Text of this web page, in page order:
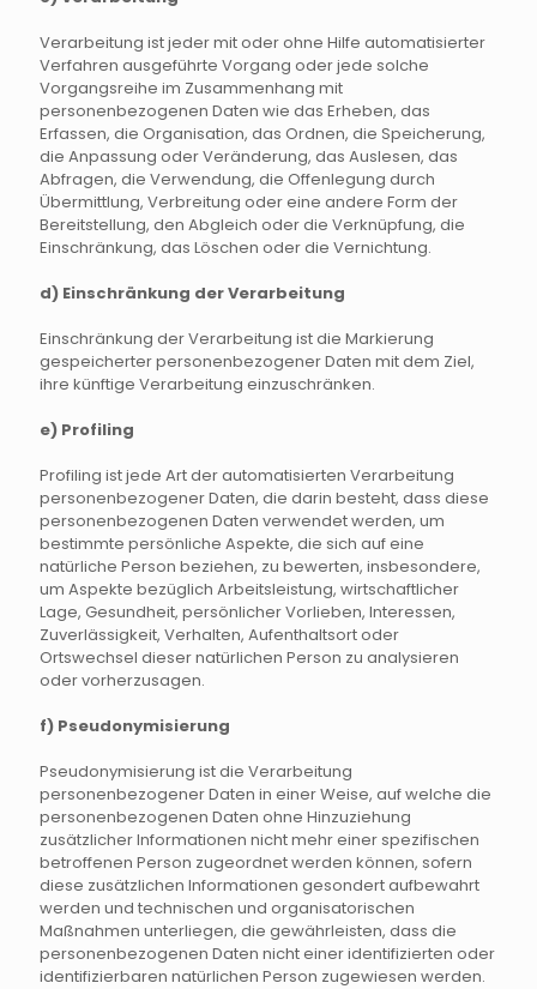
Verarbeitung ist jeder mit oder ohne Hilfe automatisierter
Verfahren ausgeführte Vorgang oder jede solche
Vorgangsreihe im Zusammenhang mit
personenbezogenen Daten wie das Erheben, das
Erfassen, die Organisation, das Ordnen, die Speicherung,
die Anpassung oder Veränderung, das Auslesen, das
Abfragen, die Verwendung, die Offenlegung durch
Übermittlung, Verbreitung oder eine andere Form der
Bereitstellung, den Abgleich oder die Verknüpfung, die
Einschränkung, das Löschen oder die Vernichtung.
d) Einschränkung der Verarbeitung
Einschränkung der Verarbeitung ist die Markierung
gespeicherter personenbezogener Daten mit dem Ziel,
ihre künftige Verarbeitung einzuschränken.
e) Profiling
Profiling ist jede Art der automatisierten Verarbeitung
personenbezogener Daten, die darin besteht, dass diese
personenbezogenen Daten verwendet werden, um
bestimmte persönliche Aspekte, die sich auf eine
natürliche Person beziehen, zu bewerten, insbesondere,
um Aspekte bezüglich Arbeitsleistung, wirtschaftlicher
Lage, Gesundheit, persönlicher Vorlieben, Interessen,
Zuverlässigkeit, Verhalten, Aufenthaltsort oder
Ortswechsel dieser natürlichen Person zu analysieren
oder vorherzusagen.
f) Pseudonymisierung
Pseudonymisierung ist die Verarbeitung
personenbezogener Daten in einer Weise, auf welche die
personenbezogenen Daten ohne Hinzuziehung
zusätzlicher Informationen nicht mehr einer spezifischen
betroffenen Person zugeordnet werden können, sofern
diese zusätzlichen Informationen gesondert aufbewahrt
werden und technischen und organisatorischen
Maßnahmen unterliegen, die gewährleisten, dass die
personenbezogenen Daten nicht einer identifizierten oder
identifizierbaren natürlichen Person zugewiesen werden.